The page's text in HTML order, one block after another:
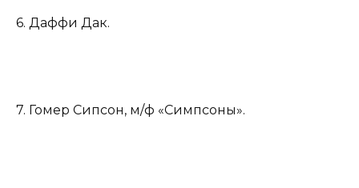
6. Даффи Дак.
7. Гомер Сипсон, м/ф «Симпсоны».